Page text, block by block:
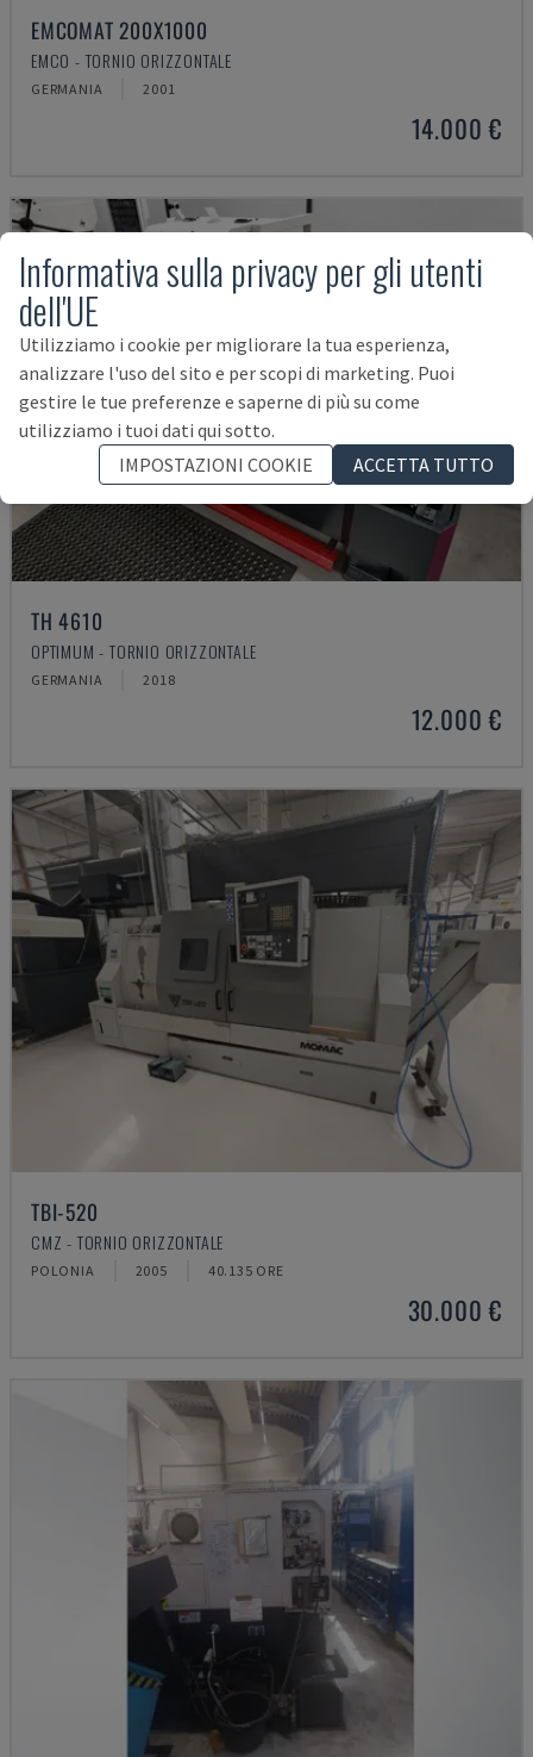
EMCOMAT 200X1000
EMCO - TORNIO ORIZZONTALE
GERMANIA 2001
14.000 €
TH 4610
OPTIMUM - TORNIO ORIZZONTALE
GERMANIA 2018
12.000 €
TBI-520
CMZ - TORNIO ORIZZONTALE
POLONIA 2005 40.135 ORE
30.000 €
Informativa sulla privacy per gli utenti
dell'UE
Utilizziamo i cookie per migliorare la tua esperienza,
analizzare l'uso del sito e per scopi di marketing. Puoi
gestire le tue preferenze e saperne di più su come
utilizziamo i tuoi dati qui sotto.
IMPOSTAZIONI COOKIE
ACCETTA TUTTO